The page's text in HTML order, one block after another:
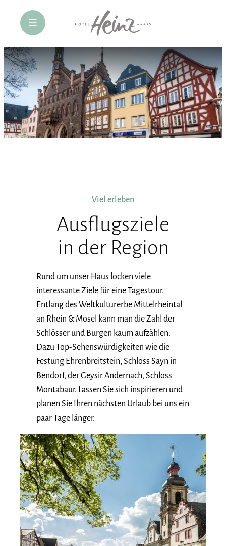
öffne Navigation
Viel erleben
Ausflugsziele
in der Region
Rund um unser Haus locken viele
interessante Ziele für eine Tagestour.
Entlang des Weltkulturerbe Mittelrheintal
an Rhein & Mosel kann man die Zahl der
Schlösser und Burgen kaum aufzählen.
Dazu Top-Sehenswürdigkeiten wie die
Festung Ehrenbreitstein, Schloss Sayn in
Bendorf, der Geysir Andernach, Schloss
Montabaur. Lassen Sie sich inspirieren und
planen Sie Ihren nächsten Urlaub bei uns ein
paar Tage länger.